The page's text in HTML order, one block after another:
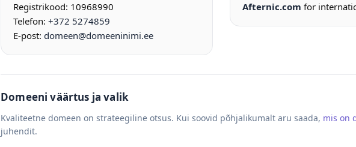
Registrikood: 10968990
Telefon: +372 5274859
E-post: domeen@domeeninimi.ee
Afternic.com for
Domeeni väärtus ja valik
Kvaliteetne domeen on strateegiline otsus. Kui soovid põhjalikumalt aru saada, mis on
juhendit.